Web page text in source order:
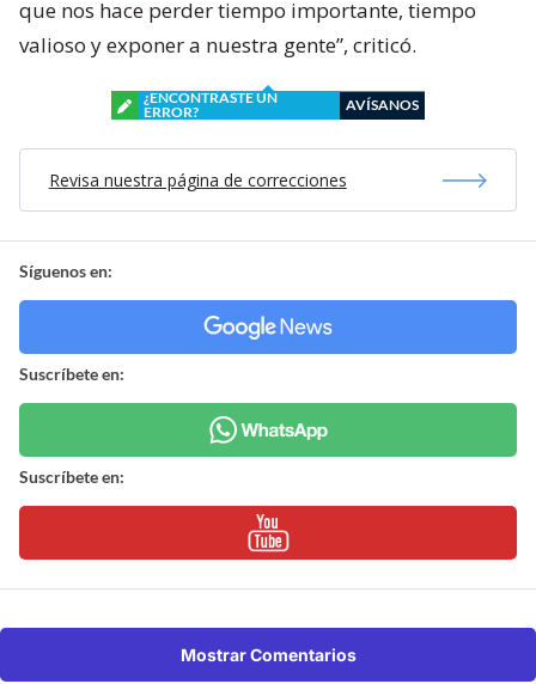
que nos hace perder tiempo importante, tiempo
valioso y exponer a nuestra gente”, criticó.
¿ENCONTRASTE UN
ERROR?
AVÍSANOS
Revisa nuestra página de correcciones
Síguenos en:
Suscríbete en:
Suscríbete en:
Mostrar Comentarios